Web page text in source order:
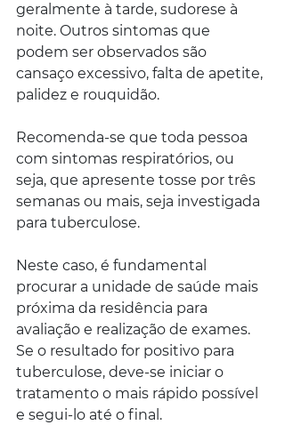
geralmente à tarde, sudorese à
noite. Outros sintomas que
podem ser observados são
cansaço excessivo, falta de apetite,
palidez e rouquidão.
Recomenda-se que toda pessoa
com sintomas respiratórios, ou
seja, que apresente tosse por três
semanas ou mais, seja investigada
para tuberculose.
Neste caso, é fundamental
procurar a unidade de saúde mais
próxima da residência para
avaliação e realização de exames.
Se o resultado for positivo para
tuberculose, deve-se iniciar o
tratamento o mais rápido possível
e segui-lo até o final.